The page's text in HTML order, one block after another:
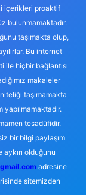
içerikleri proaktif
bulunmamaktadır.
taşımakta olup,
Bu internet
ile hiçbir bağlantısı
makaleler
taşımamakta
tesadüfidir.
bir bilgi paylaşım
olduğunu
adresine
sitemizden